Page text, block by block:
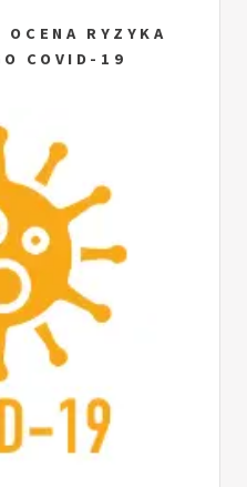
RYZYKA
COVID-19